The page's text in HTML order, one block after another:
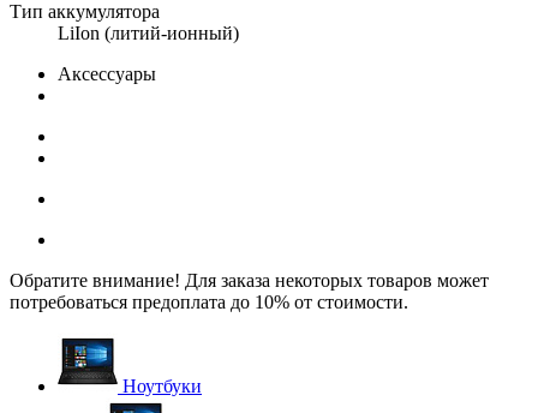
Тип аккумулятора
LiIon (литий-ионный)
Аксессуары
Обратите внимание! Для заказа некоторых товаров может
потребоваться предоплата до 10% от стоимости.
Ноутбуки